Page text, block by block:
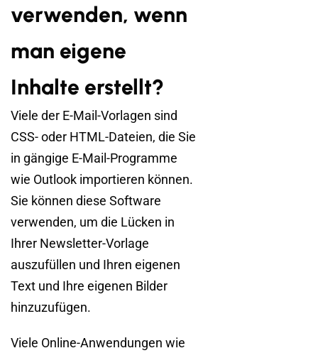
verwenden, wenn
man eigene
Inhalte erstellt?
Viele der E-Mail-Vorlagen sind
CSS- oder HTML-Dateien, die Sie
in gängige E-Mail-Programme
wie Outlook importieren können.
Sie können diese Software
verwenden, um die Lücken in
Ihrer Newsletter-Vorlage
auszufüllen und Ihren eigenen
Text und Ihre eigenen Bilder
hinzuzufügen.
Viele Online-Anwendungen wie